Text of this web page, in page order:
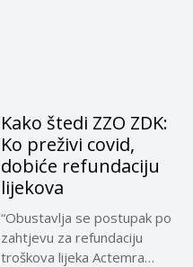
Kako štedi ZZO ZDK:
Ko preživi covid,
dobiće refundaciju
lijekova
“Obustavlja se postupak po
zahtjevu za refundaciju
troškova lijeka Actemra